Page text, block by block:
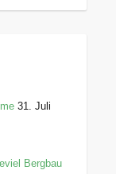
31. Juli
Bergbau